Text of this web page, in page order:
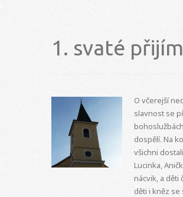
1. svaté
O včerejší
slavnost se
dospělí. Na
všichni
Lucinka,
nácvik, a děti
děti i kněz